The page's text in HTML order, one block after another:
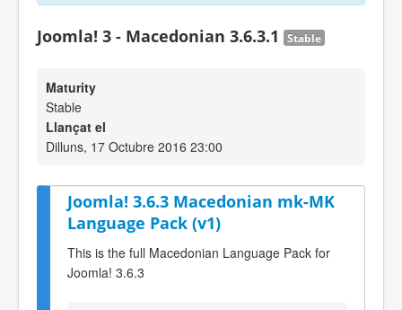
Joomla! 3 - Macedonian 3.6.3.1 Stable
Maturity
Stable
Llançat el
Dilluns, 17 Octubre 2016 23:00
Joomla! 3.6.3 Macedonian mk-MK
Language Pack (v1)
This is the full Macedonian Language Pack for
Joomla! 3.6.3